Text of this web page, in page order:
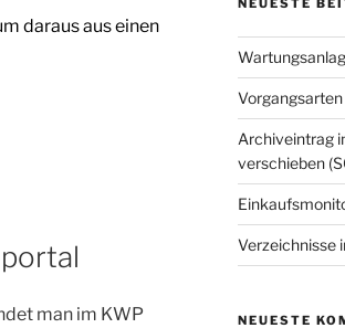
daraus aus einen
man im KWP
NEUESTE
Archiveintrag
verschieben
Verzeichnisse
NEUESTE